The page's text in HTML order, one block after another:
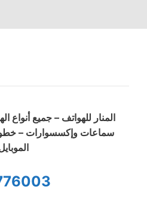
المنار للهواتف – جميع أنواع
سماعات وإكسسوارات –